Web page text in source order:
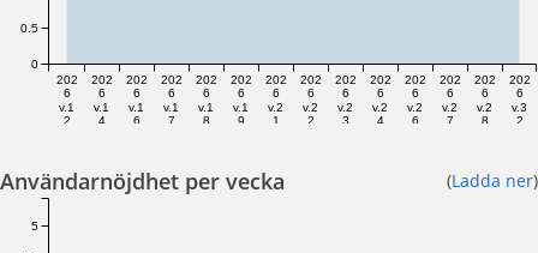
202
6
v.1
2
202
6
v.1
4
202
6
v.1
6
202
6
v.1
7
202
6
v.1
8
202
6
v.1
9
202
6
v.2
1
202
6
v.2
2
202
6
v.2
3
202
6
v.2
4
202
6
v.2
6
202
6
v.2
7
202
6
v.2
8
202
6
v.3
2
0
0.5
Användarnöjdhet per vecka (Ladda ner)
5